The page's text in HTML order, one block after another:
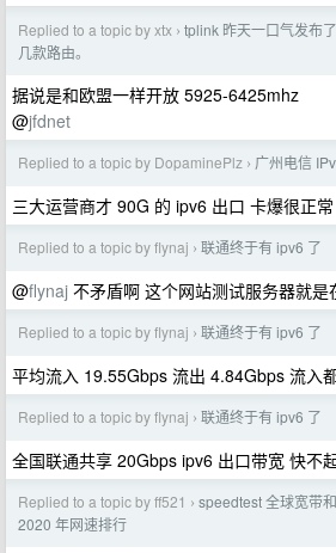
Replied to a topic by xtx › tplink 昨天一口气发布
几款路由。
据说是和欧盟一样开放 5925-6425mhz
@jfdnet
Replied to a topic by DopaminePlz › 广州电信
三大运营商才 90G 的 ipv6 出口 卡爆很正常
Replied to a topic by flynaj › 联通终于有 ipv6 了
@flynaj 不矛盾啊 这个网站测试服务器就是
Replied to a topic by flynaj › 联通终于有 ipv6 了
平均流入 19.55Gbps 流出 4.84Gbps 流入
Replied to a topic by flynaj › 联通终于有 ipv6 了
全国联通共享 20Gbps ipv6 出口带宽 快不起
Replied to a topic by ff521 › speedtest 全球宽带
2020 年网速排行